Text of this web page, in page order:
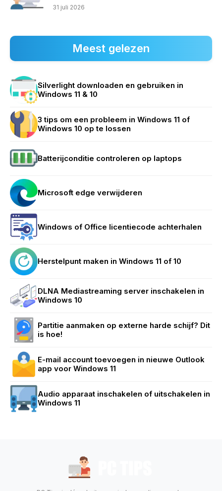
31 juli 2026
Meest gelezen
Silverlight downloaden en gebruiken in
Windows 11 & 10
3 tips om een probleem in Windows 11 of
Windows 10 op te lossen
Batterijconditie controleren op laptops
Microsoft edge verwijderen
Windows of Office licentiecode achterhalen
Herstelpunt maken in Windows 11 of 10
DLNA Mediastreaming server inschakelen in
Windows 10
Partitie aanmaken op externe harde schijf? Dit
is hoe!
E-mail account toevoegen in nieuwe Outlook
app voor Windows 11
Audio apparaat inschakelen of uitschakelen in
Windows 11